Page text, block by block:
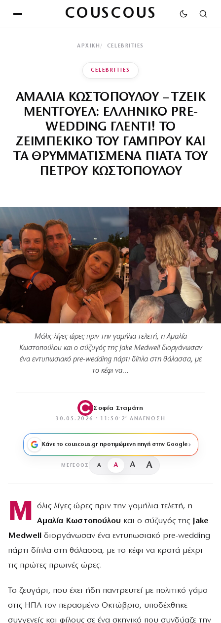
COUSCOUS
ΑΡΧΙΚΉ CELEBRITIES
CELEBRITIES
ΑΜΑΛΙΑ ΚΩΣΤΟΠΟΥΛΟΥ – ΤΖΕΙΚ
ΜΕΝΤΓΟΥΕΛ: ΕΛΛΗΝΙΚΟ PRE-
WEDDING ΓΛΕΝΤΙ! ΤΟ
ΖΕΙΜΠΕΚΙΚΟ ΤΟΥ ΓΑΜΠΡΟΥ ΚΑΙ
ΤΑ ΘΡΥΜΜΑΤΙΣΜΕΝΑ ΠΙΑΤΑ ΤΟΥ
ΠΕΤΡΟΥ ΚΩΣΤΟΠΟΥΛΟΥ
Μόλις λίγες ώρες πριν την γαμήλια τελετή, η Αμαλία
Κωστοπούλου και ο σύζυγός της Jake Medwell διοργάνωσαν
ένα εντυπωσιακό pre-wedding πάρτι δίπλα στη θάλασσα, με
το κέφι να…
Σοφία Σταμάτη
30.05.2026 · 11:50 · 2′ ΑΝΆΓΝΩΣΗ
Κάνε το couscous.gr προτιμώμενη πηγή στην Google
ΜΈΓΕΘΟΣ A A A A
Μ
όλις λίγες ώρες πριν την γαμήλια τελετή, η
Αμαλία Κωστοπούλου και ο σύζυγός της
Jake
Medwell
διοργάνωσαν ένα εντυπωσιακό pre-wedding
πάρτι δίπλα στη θάλασσα, με το κέφι να κρατά μέχρι
τις πρώτες πρωινές ώρες.
Το ζευγάρι, που έχει ήδη παντρευτεί με πολιτικό γάμο
στις ΗΠΑ τον περασμένο Οκτώβριο, υποδέχθηκε
συγγενείς και φίλους σε ένα σκηνικό που συνδύαζε την